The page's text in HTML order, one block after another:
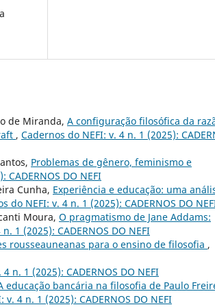
de Miranda, A configuração filosófica da
, Cadernos do NEFI: v. 4 n. 1 (2025):
Problemas de gênero, feminismo e
CADERNOS DO NEFI
Cunha, Experiência e educação: uma
do NEFI: v. 4 n. 1 (2025): CADERNOS DO
Moura, O pragmatismo de Jane Addams:
1 (2025): CADERNOS DO NEFI
rousseauneanas para o ensino de filosofia ,
n. 1 (2025): CADERNOS DO NEFI
educação bancária na filosofia de Paulo
v. 4 n. 1 (2025): CADERNOS DO NEFI